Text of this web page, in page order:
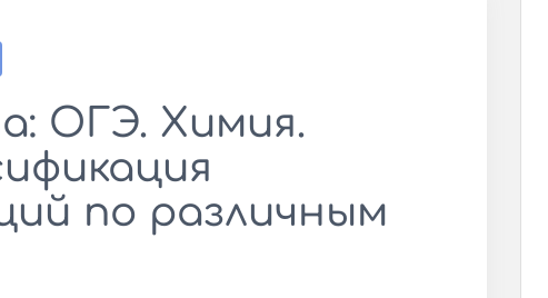
ОГЭ. Химия.
по различным